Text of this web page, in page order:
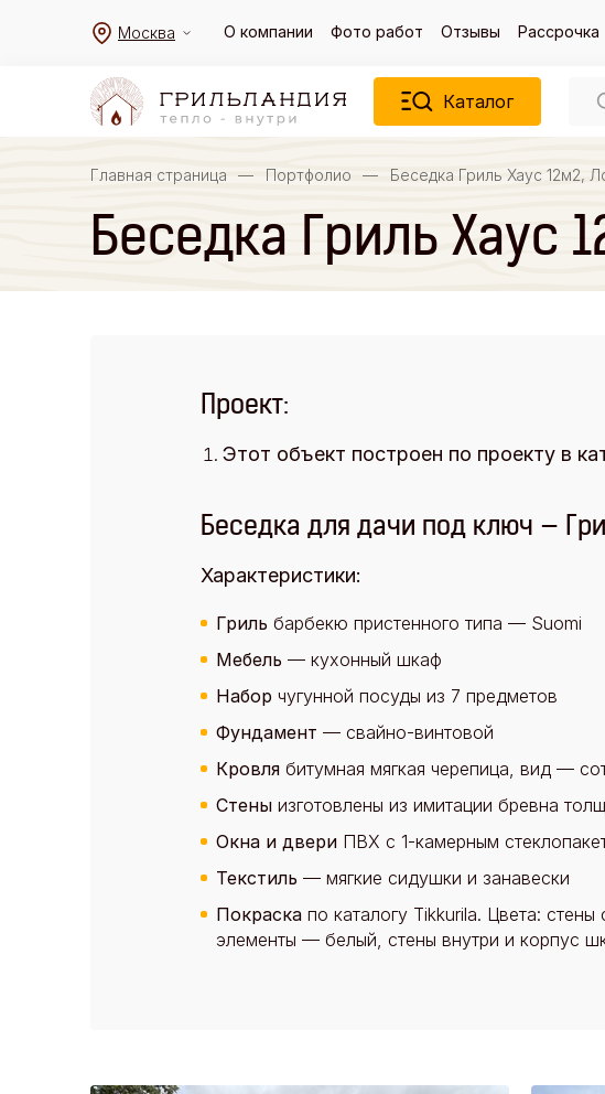
Москва О компании Фото работ Отзывы Рассрочка
Каталог
Главная страница — Портфолио — Беседка Гриль Хаус 12м2,
Беседка Гриль Хаус
Проект:
Этот объект построен по проекту в
Беседка для дачи под ключ —
Характеристики:
Гриль барбекю пристенного типа — Suomi
Мебель — кухонный шкаф
Набор чугунной посуды из 7 предметов
Фундамент — свайно-винтовой
Кровля битумная мягкая черепица, вид —
Стены изготовлены из имитации бревна
Окна и двери ПВХ с 1-камерным
Текстиль — мягкие сидушки и занавески
Покраска по каталогу Tikkurila. Цвета:
элементы — белый, стены внутри и корпус